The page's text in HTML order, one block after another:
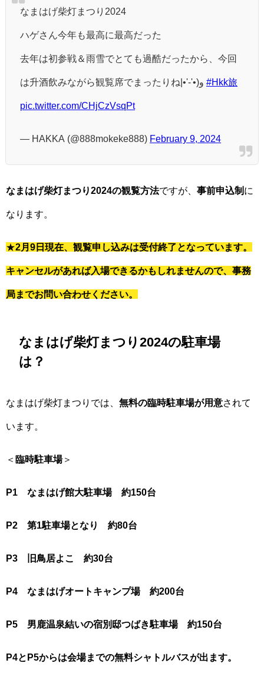
なまはげ柴灯まつり2024
ハゲさん今年も最高に最高だった
去年は初参戦＆雨雪でとても過酷だったから、今回
#Hkk旅
pic.twitter.com/CHjCzVsqPt
— HAKKA (@888mokeke888) February 9, 2024
なまはげ柴灯まつり2024の観覧方法ですが、 事前申込制 に
なります。
★2月9日現在、観覧申し込みは受付終了となっています。
キャンセルがあれば入場できるかもしれませんので、事務
局までお問い合わせください。
なまはげ柴灯まつり2024の駐車場
は？
なまはげ柴灯まつりでは、 無料の臨時駐車場が用意されて
います。
＜ 臨時駐車場＞
P1 なまはげ館大駐車場 約150台
P2 第1駐車場となり 約80台
P3 旧鳥居よこ 約30台
P4 なまはげオートキャンプ場 約200台
P5 男鹿温泉結いの宿別邸つばき駐車場 約150台
P4とP5からは会場までの無料シャトルバスが出ます。